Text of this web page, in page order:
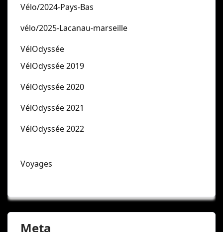
Vélo/2024-Pays-Bas
vélo/2025-Lacanau-marseille
VélOdyssée
VélOdyssée 2019
VélOdyssée 2020
VélOdyssée 2021
VélOdyssée 2022
Voyages
Meta